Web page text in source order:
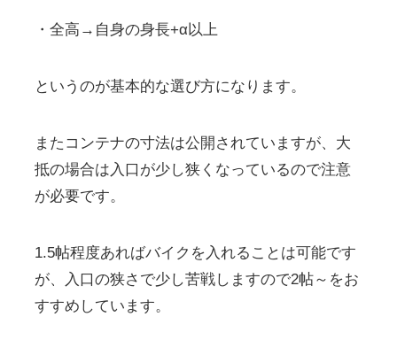
・全高→自身の身長+α以上
というのが基本的な選び方になります。
またコンテナの寸法は公開されていますが、大
抵の場合は入口が少し狭くなっているので注意
が必要です。
1.5帖程度あればバイクを入れることは可能です
が、入口の狭さで少し苦戦しますので2帖～をお
すすめしています。